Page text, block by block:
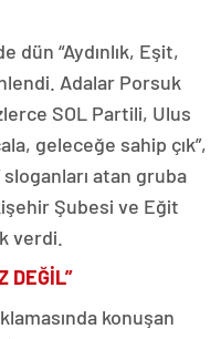
dün “Aydınlık, Eşit,
Adalar Porsuk
SOL Partili, Ulus
geleceğe sahip çık”,
atan gruba
Şubesi ve Eğit
verdi.
DEĞİL”
konuşan